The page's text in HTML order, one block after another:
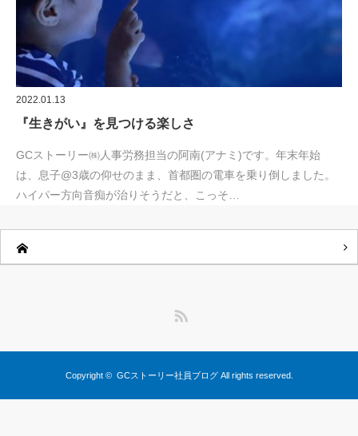
2022.01.13
『生きがい』を見つける楽しさ
GCストーリー㈱人事労務担当の阿南(アナミ)です。年末年始
は、息子@3歳の仰せのまま、首都圏の電車を乗り倒しました。
ハイパー方向音痴が治りそうだと、こっそ…
Copyright © GCストーリー社員ブログAll rights reserved.